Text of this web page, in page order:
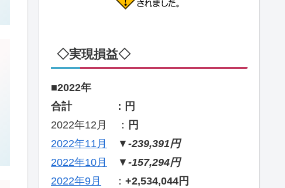
◇実現損益◇
■2022年
合計 ：円
2022年12月 ： 円
2022年11月
▼ -239,391円
2022年10月
▼ -157,294円
2022年9月
： +2,534,044円